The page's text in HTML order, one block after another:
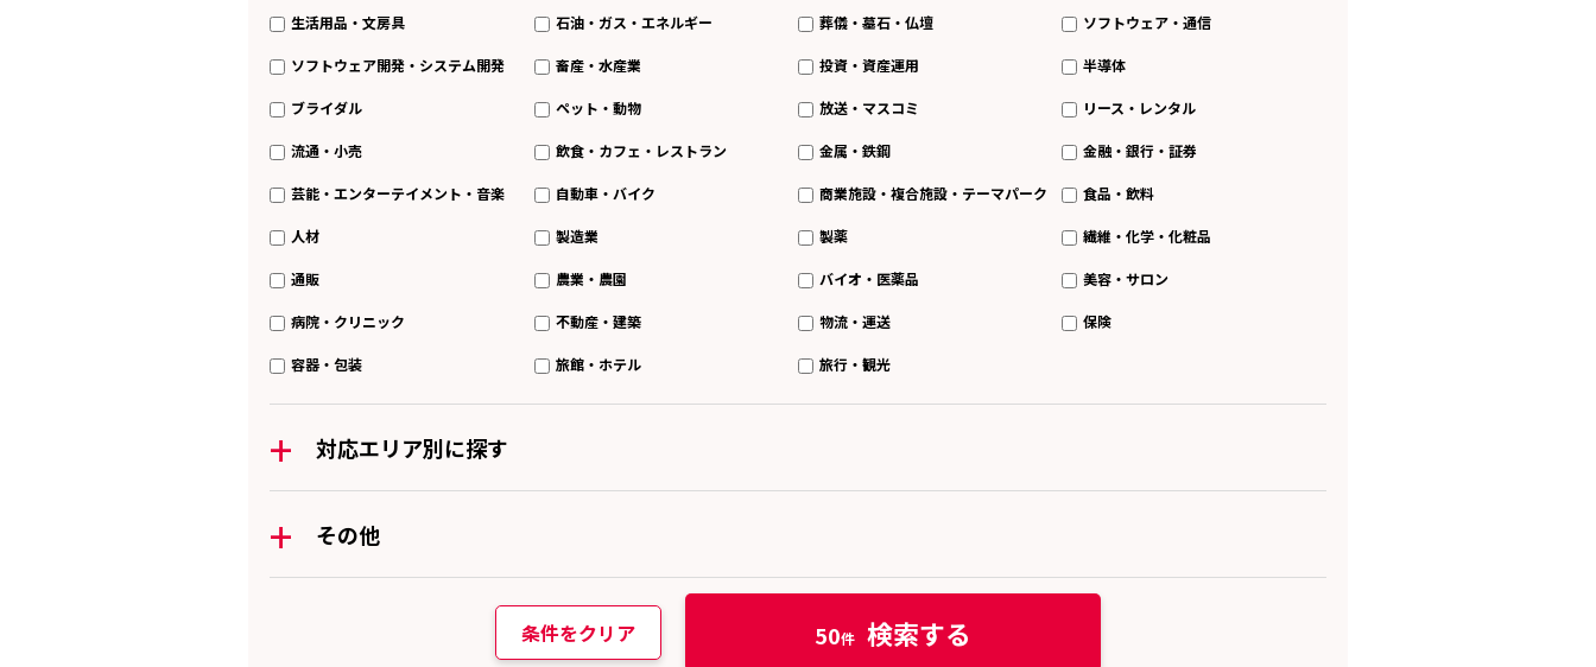
生活用品・文房具 石油・ガス・エネルギー 葬儀・墓石・仏壇 ソフトウェア・通信
ソフトウェア開発・システム開発 畜産・水産業 投資・資産運用 半導体
ブライダル ペット・動物 放送・マスコミ リース・レンタル
流通・小売 飲食・カフェ・レストラン 金属・鉄鋼 金融・銀行・証券
芸能・エンターテイメント・音楽 自動車・バイク 商業施設・複合施設・テーマパーク 食品・飲料
人材 製造業 製薬 繊維・化学・化粧品
通販 農業・農園 バイオ・医薬品 美容・サロン
病院・クリニック 不動産・建築 物流・運送 保険
容器・包装 旅館・ホテル 旅行・観光
+ 対応エリア別に探す
+ その他
条件をクリア 50 検索する